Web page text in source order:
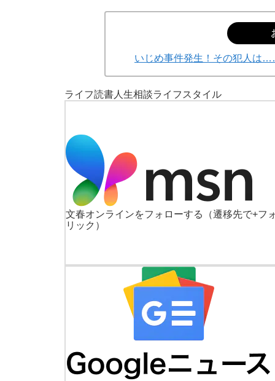
いじめ事件発生！その犯人は
ライフ読書 人生相談ライフスタイル
文春オンラインをフォローする
（遷移先で+フ
リック）